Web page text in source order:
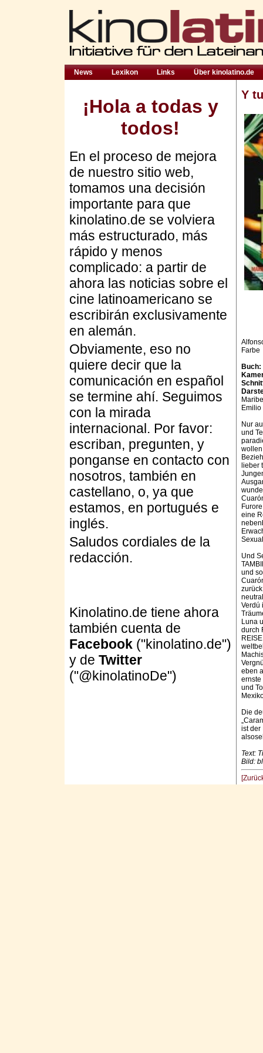
News Lexikon Links Über kinolatino.de
¡Hola a todas y
todos!
En el proceso de mejora
de nuestro sitio web,
tomamos una decisión
importante para que
kinolatino.de se volviera
más estructurado, más
rápido y menos
complicado: a partir de
ahora las noticias sobre el
cine latinoamericano se
escribirán exclusivamente
en alemán.
Obviamente, eso no
quiere decir que la
comunicación en español
se termine ahí. Seguimos
con la mirada
internacional. Por favor:
escriban, pregunten, y
ponganse en contacto con
nosotros, también en
castellano, o, ya que
estamos, en portugués e
inglés.
Saludos cordiales de la
redacción.
Kinolatino.de tiene ahora
también cuenta de
Facebook ("kinolatino.de")
y de Twitter
("@kinolatinoDe")
Y
Farbe
Buch:
Nur
und
lieber
eine
Und
und
Verdú
Luna
durch
eben
ernste
und
Die
ist der
Text:
Bild: